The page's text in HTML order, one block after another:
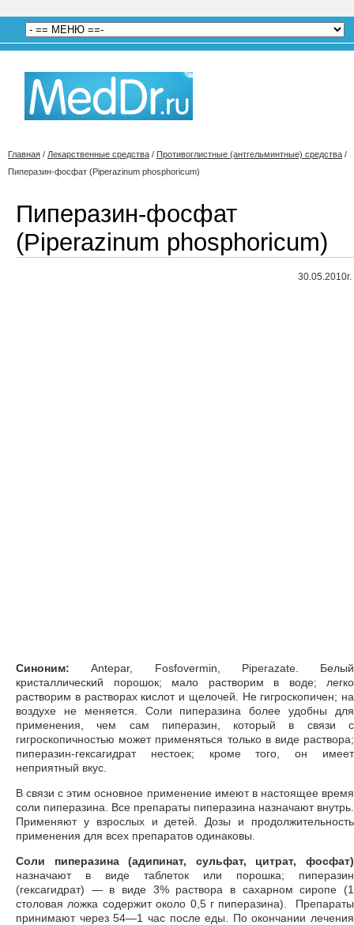
Главная / Лекарственные средства / Противоглистные (антгельминтные) средства /
Пиперазин-фосфат (Piperazinum phosphoricum)
Пиперазин-фосфат
(Piperazinum phosphoricum)
30.05.2010г.
Синоним: Antepar, Fosfovermin, Piperazate. Белый
кристаллический порошок; мало растворим в воде; легко
растворим в растворах кислот и щелочей. Не гигроскопичен; на
воздухе не меняется. Соли пиперазина более удобны для
применения, чем сам пиперазин, который в связи с
гигроскопичностью может применяться только в виде раствора;
пиперазин-гексагидрат нестоек; кроме того, он имеет
неприятный вкус.
В связи с этим основное применение имеют в настоящее время
соли пиперазина. Все препараты пиперазина назначают внутрь.
Применяют у взрослых и детей. Дозы и продолжительность
применения для всех препаратов одинаковы.
Соли пиперазина (адипинат, сульфат, цитрат, фосфат)
назначают в виде таблеток или порошка; пиперазин
(гексагидрат) — в виде 3% раствора в сахарном сиропе (1
столовая ложка содержит около 0,5 г пиперазина). Препараты
принимают через 54—1 час после еды. По окончании лечения